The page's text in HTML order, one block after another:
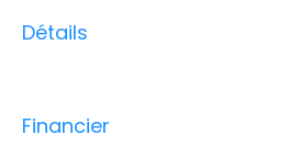
Détails
Financier